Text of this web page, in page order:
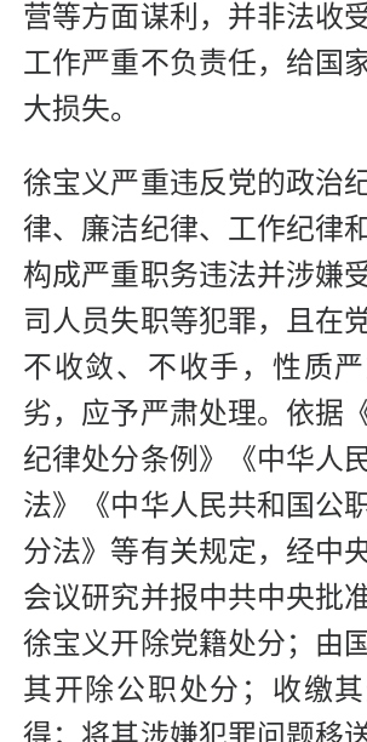
营等方面谋利，并非法收
工作严重不负责任，给国
大损失。
徐宝义严重违反党的政治
律、廉洁纪律、工作纪律
构成严重职务违法并涉嫌
司人员失职等犯罪，且在
不收敛、不收手，性质
劣，应予严肃处理。依据
纪律处分条例》《中华人
法》《中华人民共和国公
分法》等有关规定，经中
会议研究并报中共中央批
徐宝义开除党籍处分；由
其开除公职处分；收缴